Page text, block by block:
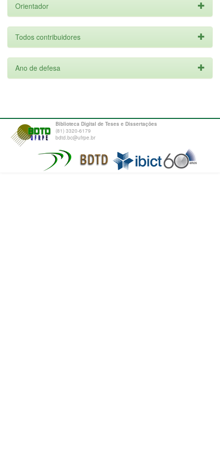
Orientador
Todos contribuidores
Ano de defesa
Biblioteca Digital de Teses e Dissertações
(81) 3320-6179
bdtd.bc@ufrpe.br